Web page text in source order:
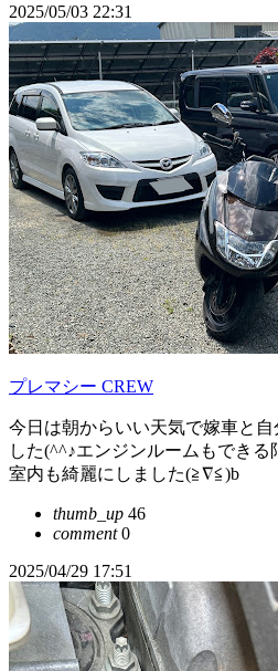
2025/05/03 22:31
プレマシー CREW
今日は朝からいい天気で嫁車と
した(^^♪エンジンルームもでき
室内も綺麗にしました(≧∇≦)b
thumb_up 46
comment0
2025/04/29 17:51